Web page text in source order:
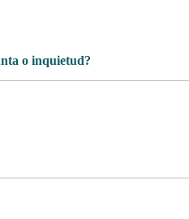
o inquietud?